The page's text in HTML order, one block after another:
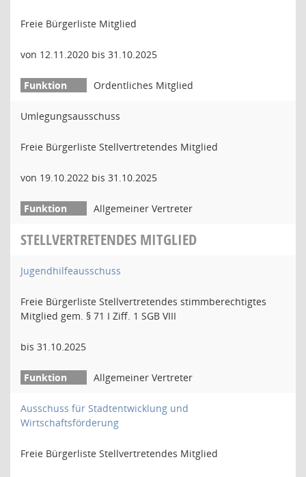
Freie Bürgerliste Mitglied
von 12.11.2020 bis 31.10.2025
Ordentliches Mitglied
Umlegungsausschuss
Freie Bürgerliste Stellvertretendes Mitglied
von 19.10.2022 bis 31.10.2025
Allgemeiner Vertreter
STELLVERTRETENDES MITGLIED
Jugendhilfeausschuss
Freie Bürgerliste Stellvertretendes stimmberechtigtes
Mitglied gem. § 71 I Ziff. 1 SGB VIII
bis 31.10.2025
Allgemeiner Vertreter
Ausschuss für Stadtentwicklung und
Wirtschaftsförderung
Freie Bürgerliste Stellvertretendes Mitglied